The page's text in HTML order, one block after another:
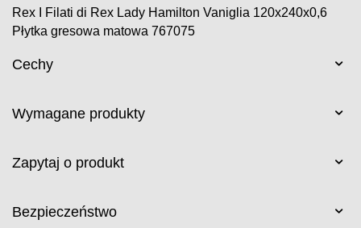
Rex I Filati di Rex Lady Hamilton Vaniglia 120x240x0,6
Płytka gresowa matowa 767075
Cechy
Wymagane produkty
Zapytaj o produkt
Bezpieczeństwo